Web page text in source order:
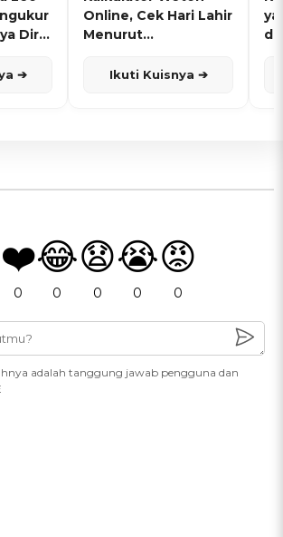
Diri
➔
Online, Cek Hari Lahir
Menurut
Ikuti Kuisnya ➔
❤️
0
😂
0
😧
0
😭
0
😡
0
adalah tanggung jawab pengguna dan